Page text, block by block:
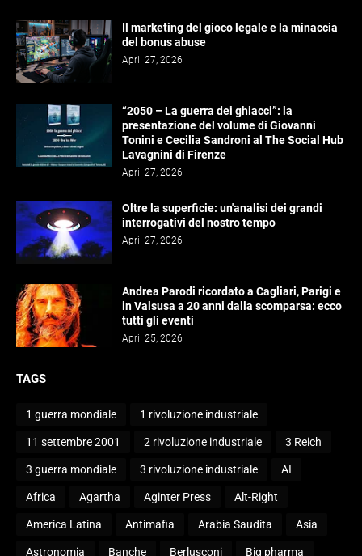
Il marketing del gioco legale e la minaccia
del bonus abuse
April 27, 2026
“2050 – La guerra dei ghiacci”: la
presentazione del volume di Giovanni
Tonini e Cecilia Sandroni al The Social Hub
Lavagnini di Firenze
April 27, 2026
Oltre la superficie: un'analisi dei grandi
interrogativi del nostro tempo
April 27, 2026
Andrea Parodi ricordato a Cagliari, Parigi e
in Valsusa a 20 anni dalla scomparsa: ecco
tutti gli eventi
April 25, 2026
TAGS
1 guerra mondiale 1 rivoluzione industriale
11 settembre 2001 2 rivoluzione industriale 3 Reich
3 guerra mondiale 3 rivoluzione industriale AI
Africa Agartha Aginter Press Alt-Right
America Latina Antimafia Arabia Saudita Asia
Astronomia Banche Berlusconi Big pharma